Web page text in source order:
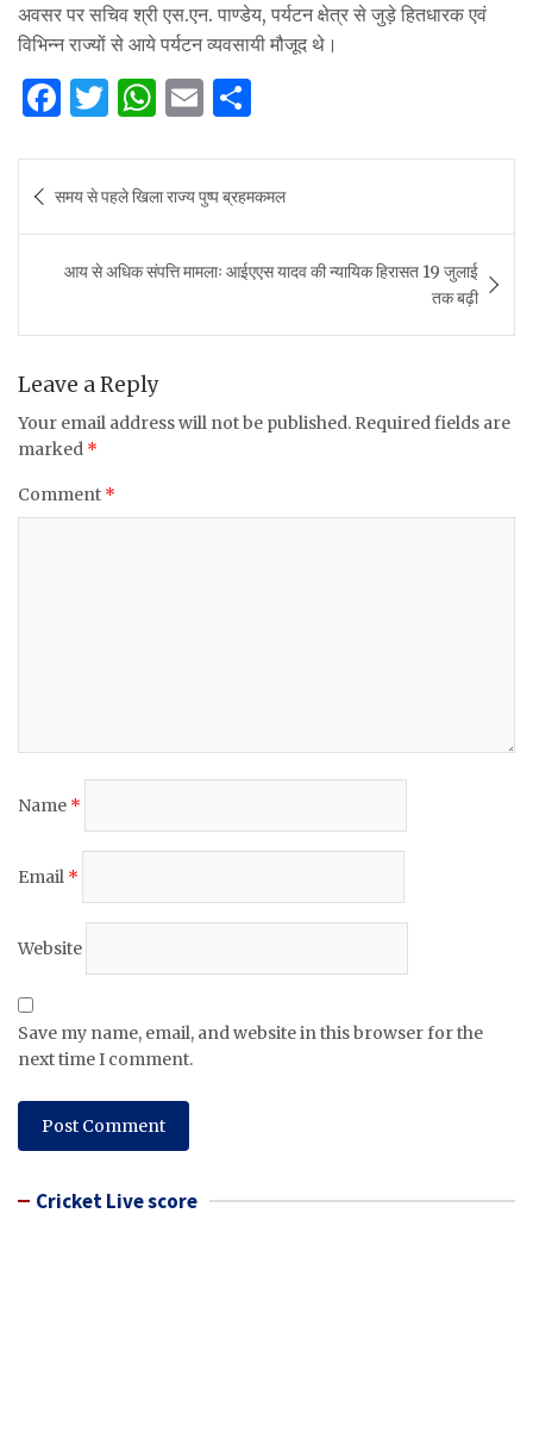
अवसर पर सचिव श्री एस.एन. पाण्डेय, पर्यटन क्षेत्र से जुड़े हितधारक एवं
विभिन्न राज्यों से आये पर्यटन व्यवसायी मौजूद थे।
F
c
e
b
o
o
T
it
te
r
W
at
s
A
p
p
E
ai
l
ar
e
navigation
समय से पहले खिला राज्य पुष्प ब्रहमकमल
आय से अधिक संपत्ति मामलाः आईएएस यादव की न्यायिक हिरासत 19 जुलाई
तक बढ़ी
Leave a Reply
Your email address will not be published. Required fields are
marked *
Comment *
Name *
Email *
Website
Save my name, email, and website in this browser for the
next time I comment.
Cricket Live score